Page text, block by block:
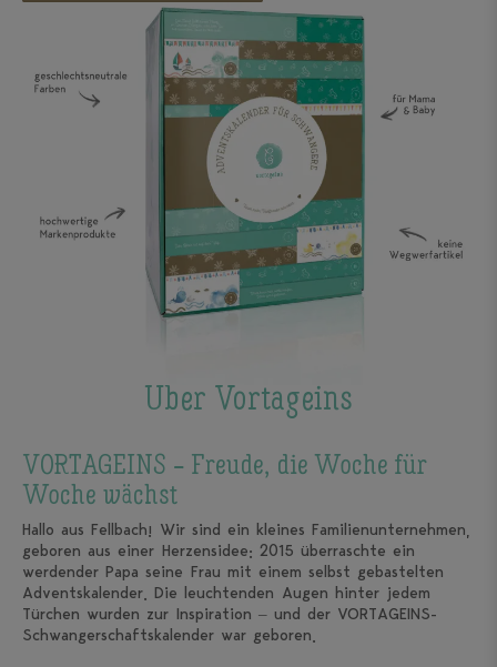
Über Vortageins
VORTAGEINS – Freude, die Woche für
Woche wächst
Hallo aus Fellbach! Wir sind ein kleines Familienunternehmen,
geboren aus einer Herzensidee: 2015 überraschte ein
werdender Papa seine Frau mit einem selbst gebastelten
Adventskalender. Die leuchtenden Augen hinter jedem
Türchen wurden zur Inspiration – und der VORTAGEINS-
Schwangerschaftskalender war geboren.